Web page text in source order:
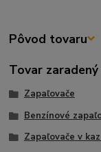
Pôvod tovaru
Tovar
Zapaľovače
Benzínové
Zapaľovače v